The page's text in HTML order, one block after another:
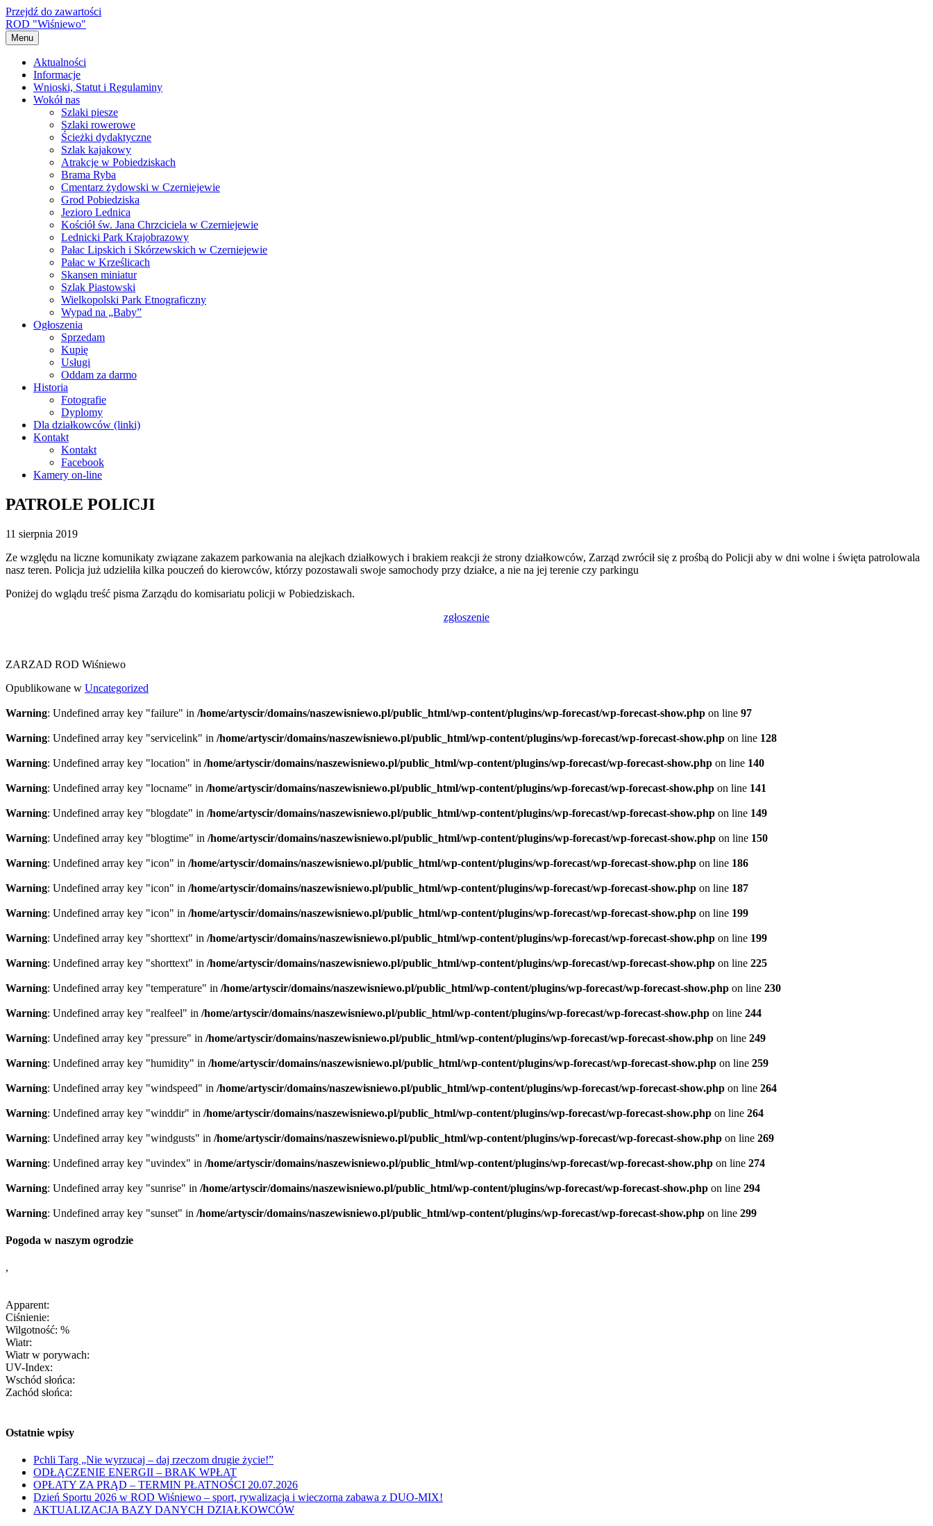
Przejdź do zawartości
ROD "Wiśniewo"
Menu
Aktualności
Informacje
Wnioski, Statut i Regulaminy
Wokół nas
Szlaki piesze
Szlaki rowerowe
Ścieżki dydaktyczne
Szlak kajakowy
Atrakcje w Pobiedziskach
Brama Ryba
Cmentarz żydowski w Czerniejewie
Grod Pobiedziska
Jezioro Lednica
Kościół św. Jana Chrzciciela w Czerniejewie
Lednicki Park Krajobrazowy
Pałac Lipskich i Skórzewskich w Czerniejewie
Pałac w Krześlicach
Skansen miniatur
Szlak Piastowski
Wielkopolski Park Etnograficzny
Wypad na „Baby”
Ogłoszenia
Sprzedam
Kupię
Usługi
Oddam za darmo
Historia
Fotografie
Dyplomy
Dla działkowców (linki)
Kontakt
Kontakt
Facebook
Kamery on-line
PATROLE POLICJI
11 sierpnia 2019
Ze względu na liczne komunikaty związane zakazem parkowania na alejkach działkowych i brakiem reakcji że strony działkowców, Zarząd zwrócił się z prośbą do Policji aby w dni wolne i święta patrolowala
nasz teren. Policja już udzieliła kilka pouczeń do kierowców, którzy pozostawali swoje samochody przy działce, a nie na jej terenie czy parkingu
Poniżej do wglądu treść pisma Zarządu do komisariatu policji w Pobiedziskach.
zgłoszenie
ZARZAD ROD Wiśniewo
Opublikowane w Uncategorized
Warning: Undefined array key "failure" in /home/artyscir/domains/naszewisniewo.pl/public_html/wp-content/plugins/wp-forecast/wp-forecast-show.php on line 97
Warning: Undefined array key "servicelink" in /home/artyscir/domains/naszewisniewo.pl/public_html/wp-content/plugins/wp-forecast/wp-forecast-show.php on line 128
Warning: Undefined array key "location" in /home/artyscir/domains/naszewisniewo.pl/public_html/wp-content/plugins/wp-forecast/wp-forecast-show.php on line 140
Warning: Undefined array key "locname" in /home/artyscir/domains/naszewisniewo.pl/public_html/wp-content/plugins/wp-forecast/wp-forecast-show.php on line 141
Warning: Undefined array key "blogdate" in /home/artyscir/domains/naszewisniewo.pl/public_html/wp-content/plugins/wp-forecast/wp-forecast-show.php on line 149
Warning: Undefined array key "blogtime" in /home/artyscir/domains/naszewisniewo.pl/public_html/wp-content/plugins/wp-forecast/wp-forecast-show.php on line 150
Warning: Undefined array key "icon" in /home/artyscir/domains/naszewisniewo.pl/public_html/wp-content/plugins/wp-forecast/wp-forecast-show.php on line 186
Warning: Undefined array key "icon" in /home/artyscir/domains/naszewisniewo.pl/public_html/wp-content/plugins/wp-forecast/wp-forecast-show.php on line 187
Warning: Undefined array key "icon" in /home/artyscir/domains/naszewisniewo.pl/public_html/wp-content/plugins/wp-forecast/wp-forecast-show.php on line 199
Warning: Undefined array key "shorttext" in /home/artyscir/domains/naszewisniewo.pl/public_html/wp-content/plugins/wp-forecast/wp-forecast-show.php on line 199
Warning: Undefined array key "shorttext" in /home/artyscir/domains/naszewisniewo.pl/public_html/wp-content/plugins/wp-forecast/wp-forecast-show.php on line 225
Warning: Undefined array key "temperature" in /home/artyscir/domains/naszewisniewo.pl/public_html/wp-content/plugins/wp-forecast/wp-forecast-show.php on line 230
Warning: Undefined array key "realfeel" in /home/artyscir/domains/naszewisniewo.pl/public_html/wp-content/plugins/wp-forecast/wp-forecast-show.php on line 244
Warning: Undefined array key "pressure" in /home/artyscir/domains/naszewisniewo.pl/public_html/wp-content/plugins/wp-forecast/wp-forecast-show.php on line 249
Warning: Undefined array key "humidity" in /home/artyscir/domains/naszewisniewo.pl/public_html/wp-content/plugins/wp-forecast/wp-forecast-show.php on line 259
Warning: Undefined array key "windspeed" in /home/artyscir/domains/naszewisniewo.pl/public_html/wp-content/plugins/wp-forecast/wp-forecast-show.php on line 264
Warning: Undefined array key "winddir" in /home/artyscir/domains/naszewisniewo.pl/public_html/wp-content/plugins/wp-forecast/wp-forecast-show.php on line 264
Warning: Undefined array key "windgusts" in /home/artyscir/domains/naszewisniewo.pl/public_html/wp-content/plugins/wp-forecast/wp-forecast-show.php on line 269
Warning: Undefined array key "uvindex" in /home/artyscir/domains/naszewisniewo.pl/public_html/wp-content/plugins/wp-forecast/wp-forecast-show.php on line 274
Warning: Undefined array key "sunrise" in /home/artyscir/domains/naszewisniewo.pl/public_html/wp-content/plugins/wp-forecast/wp-forecast-show.php on line 294
Warning: Undefined array key "sunset" in /home/artyscir/domains/naszewisniewo.pl/public_html/wp-content/plugins/wp-forecast/wp-forecast-show.php on line 299
Pogoda w naszym ogrodzie
,
Apparent:
Ciśnienie:
Wilgotność: %
Wiatr:
Wiatr w porywach:
UV-Index:
Wschód słońca:
Zachód słońca:
Ostatnie wpisy
Pchli Targ „Nie wyrzucaj – daj rzeczom drugie życie!”
ODŁĄCZENIE ENERGII – BRAK WPŁAT
OPŁATY ZA PRĄD – TERMIN PŁATNOŚCI 20.07.2026
Dzień Sportu 2026 w ROD Wiśniewo – sport, rywalizacja i wieczorna zabawa z DUO-MIX!
AKTUALIZACJA BAZY DANYCH DZIAŁKOWCÓW